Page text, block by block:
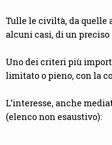
Tulle le civiltà, da quelle
alcuni casi, di un
Uno dei criteri più
limitato o pieno, con la
L’interesse, anche
(elenco non esaustivo):